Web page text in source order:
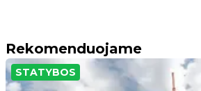
Rekomenduojame
STATYBOS